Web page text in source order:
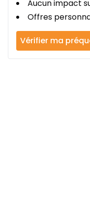
Aucun impact
Offres
Vérifier ma